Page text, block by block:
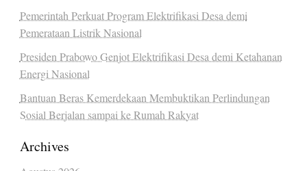
Pemerintah Perkuat Program Elektrifikasi Desa demi
Pemerataan Listrik Nasional
Presiden Prabowo Genjot Elektrifikasi Desa demi Ketahanan
Energi Nasional
Bantuan Beras Kemerdekaan Membuktikan Perlindungan
Sosial Berjalan sampai ke Rumah Rakyat
Archives